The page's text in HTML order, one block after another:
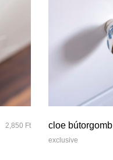
2,850 Ft
cloe bútorgomb
exclusive